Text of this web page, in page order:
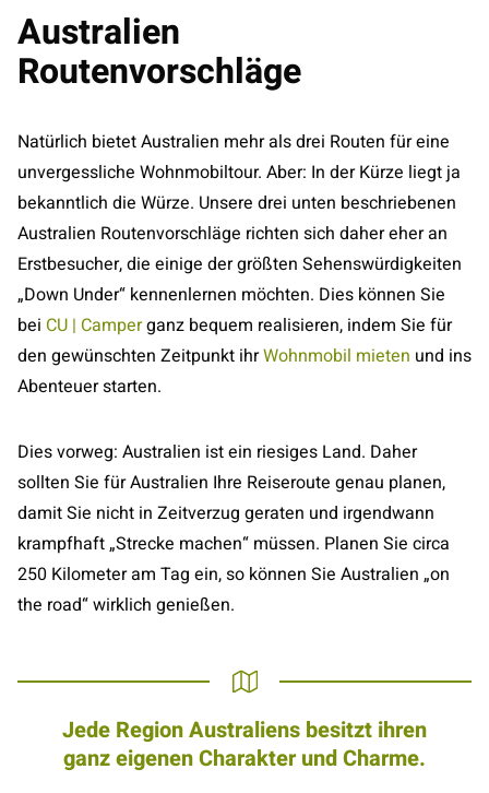
Australien
Routenvorschläge
Natürlich bietet Australien mehr als drei Routen für eine
unvergessliche Wohnmobiltour. Aber: In der Kürze liegt ja
bekanntlich die Würze. Unsere drei unten beschriebenen
Australien Routenvorschläge richten sich daher eher an
Erstbesucher, die einige der größten Sehenswürdigkeiten
„Down Under“ kennenlernen möchten. Dies können Sie
bei CU | Camperganz bequem realisieren, indem Sie für
den gewünschten Zeitpunkt ihrWohnmobil mieten und ins
Abenteuer starten.
Dies vorweg: Australien ist ein riesiges Land. Daher
sollten Sie für Australien Ihre Reiseroute genau planen,
damit Sie nicht in Zeitverzug geraten und irgendwann
krampfhaft „Strecke machen“ müssen. Planen Sie circa
250 Kilometer am Tag ein, so können Sie Australien „on
the road“ wirklich genießen.
Jede Region Australiens besitzt ihren
ganz eigenen Charakter und Charme.